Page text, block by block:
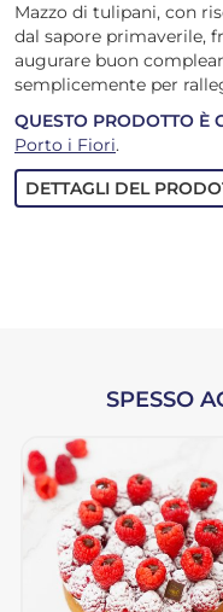
Mazzo di tulipani, con
dal sapore primaverile,
augurare buon
semplicemente per
QUESTO PRODOTTO È
Porto i Fiori.
DETTAGLI DEL
SPESSO